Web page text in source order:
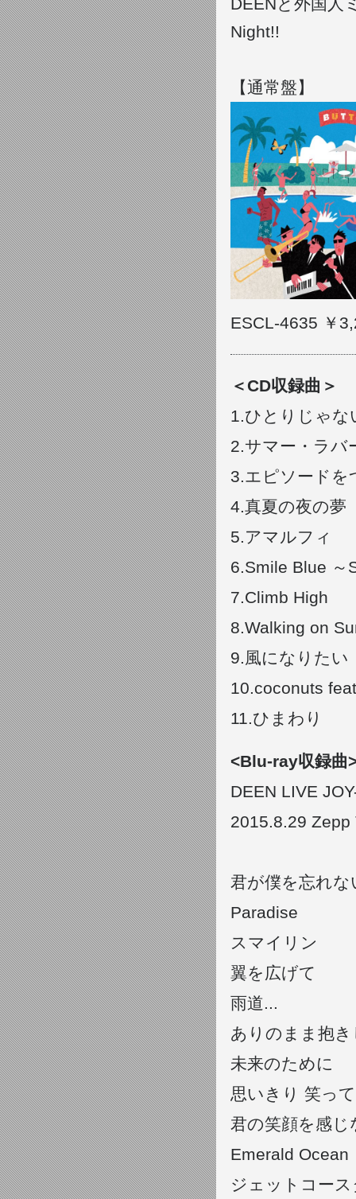
Night!!
【通常盤】
ESCL-4635 ￥
＜CD収録曲＞
1.ひとりじゃな
2.サマー・ラバ
3.エピソードを
4.真夏の夜の夢
5.アマルフィ
6.Smile Blue ～
7.Climb High
8.Walking on
9.風になりたい
10.coconuts
11.ひまわり
<Blu-ray収録曲
DEEN LIVE
2015.8.29 Zepp
君が僕を忘れ
Paradise
スマイリン
翼を広げて
雨道...
ありのまま抱
未来のために
思いきり 笑っ
君の笑顔を感
Emerald Ocean
ジェットコース